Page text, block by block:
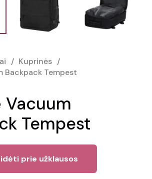
/ Kuprinės /
Backpack Tempest
Vacuum
Tempest
prie užklausos